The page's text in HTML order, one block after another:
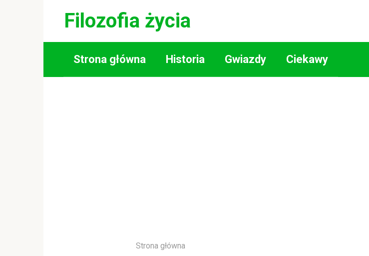
Filozofia życia
Strona główna Historia Gwiazdy Ciekawy
Strona główna